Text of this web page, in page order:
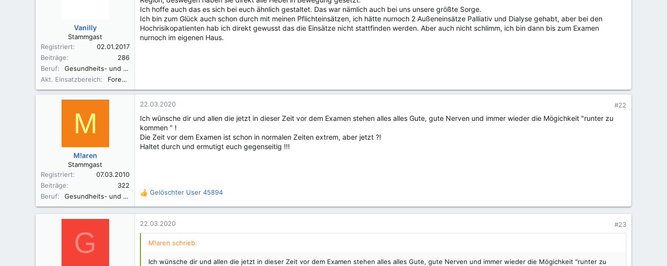
Vanilly
Stammgast
Registriert
02.01.2017
Beiträge
286
Beruf
Gesundheits- und Krankenpflegerin
Akt. Einsatzbereich
Forensische Psychiatrie
Ich hoffe auch das es sich bei euch ähnlich gestaltet. Das war nämlich auch bei uns unsere größte Sorge.
Ich bin zum Glück auch schon durch mit meinen Pflichteinsätzen, ich hätte nurnoch 2 Außeneinsätze Palliativ und Dialyse gehabt, aber bei den
Hochrisikopatienten hab ich direkt gewusst das die Einsätze nicht stattfinden werden. Aber auch nicht schlimm, ich bin dann bis zum Examen
nurnoch im eigenen Haus.
M
M!aren
Stammgast
Registriert
07.03.2010
Beiträge
322
Beruf
Gesundheits- und Krankenpflegerin
22.03.2020 #22
Ich wünsche dir und allen die jetzt in dieser Zeit vor dem Examen stehen alles alles Gute, gute Nerven und immer wieder die Mögichkeit "runter zu
kommen " !
Die Zeit vor dem Examen ist schon in normalen Zeiten extrem, aber jetzt ?!
Haltet durch und ermutigt euch gegenseitig !!!
R
e
a
k
t
Gelöschter User 45894
G
22.03.2020 #23
M!aren schrieb:
Ich wünsche dir und allen die jetzt in dieser Zeit vor dem Examen stehen alles alles Gute, gute Nerven und immer wieder die Mögichkeit "runter zu